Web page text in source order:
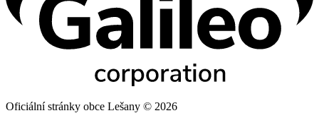
Oficiální stránky obce Lešany © 2026